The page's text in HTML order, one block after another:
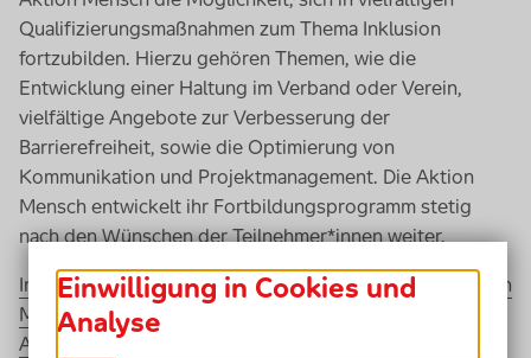
Qualifizierungsmaßnahmen zum Thema Inklusion
fortzubilden. Hierzu gehören Themen, wie die
Entwicklung einer Haltung im Verband oder Verein,
vielfältige Angebote zur Verbesserung der
Barrierefreiheit, sowie die Optimierung von
Kommunikation und Projektmanagement. Die Aktion
Mensch entwickelt ihr Fortbildungsprogramm stetig
nach den Wünschen der Teilnehmer*innen weiter.
Informationen zu den Fortbildungsangeboten der Aktion
Mensch finden Sie hier, auf der Schulungsseite der
Aktion-Mensch.
Einwilligung in Cookies und
Analyse